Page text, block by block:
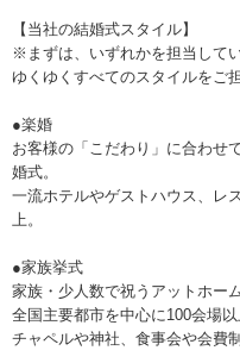
【当社の結婚式スタイル】
※まずは、いずれかを担当して
ゆくゆくすべてのスタイルをご
●楽婚
お客様の「こだわり」に合わせ
婚式。
一流ホテルやゲストハウス、レ
上。
●家族挙式
家族・少人数で祝うアットホー
全国主要都市を中心に100会場以
チャペルや神社、食事会や会費